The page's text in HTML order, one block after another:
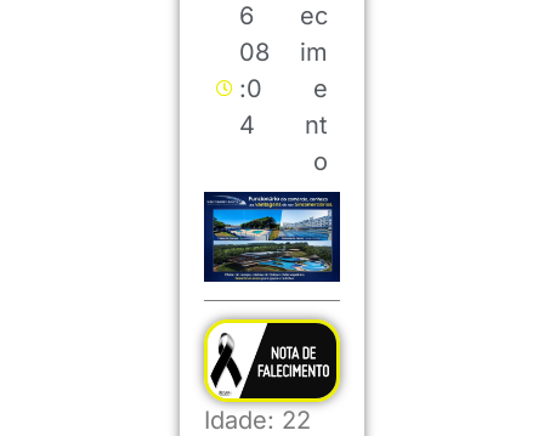
6
08
:0
4
ec
im
e
nt
o
Idade: 22